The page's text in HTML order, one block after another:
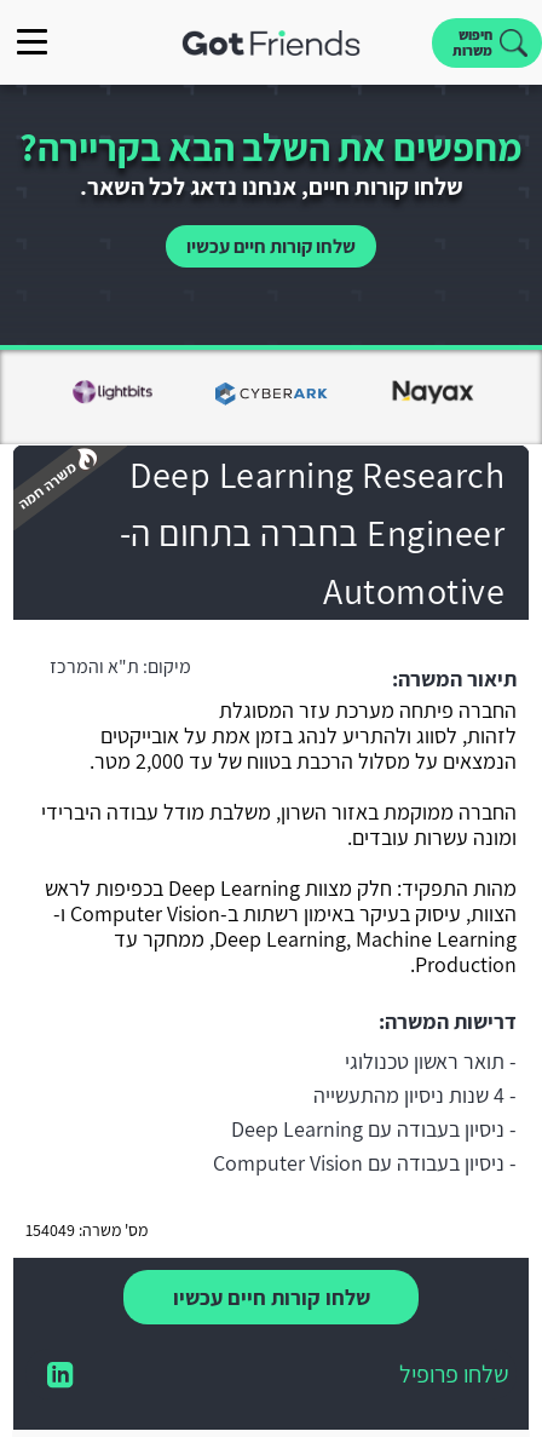
חיפוש
משרות
מחפשים את השלב הבא בקריירה?
שלחו קורות חיים, אנחנו נדאג לכל השאר.
שלחו קורות חיים עכשיו
Deep Learning Research
Engineer בחברה בתחום ה-
Automotive
מיקום: ת"א והמרכז
תיאור המשרה:
החברה פיתחה מערכת עזר המסוגלת
לזהות, לסווג ולהתריע לנהג בזמן אמת על אובייקטים
הנמצאים על מסלול הרכבת בטווח של עד 2,000 מטר.
החברה ממוקמת באזור השרון, משלבת מודל עבודה היברידי
ומונה עשרות עובדים.
מהות התפקיד: חלק מצוות Deep Learning בכפיפות לראש
הצוות, עיסוק בעיקר באימון רשתות ב-Computer Vision ו-
Deep Learning, Machine Learning, ממחקר עד
Production.
דרישות המשרה:
- תואר ראשון טכנולוגי
- 4 שנות ניסיון מהתעשייה
- ניסיון בעבודה עם Deep Learning
- ניסיון בעבודה עם Computer Vision
מס' משרה: 154049
שלחו קורות חיים עכשיו
שלחו פרופיל